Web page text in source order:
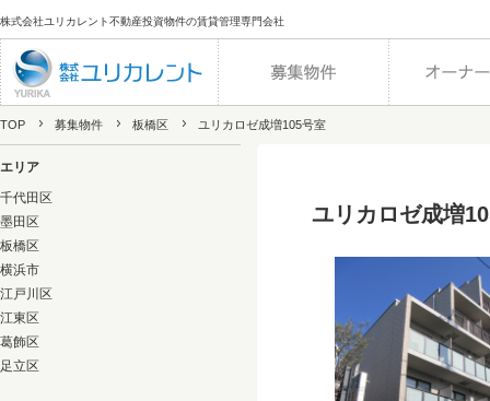
株式会社ユリカレント不動産投資物件の賃貸管理専門会社
TOP 募集物件 板橋区 ユリカロゼ成増105号室
エリア
千代田区
墨田区
板橋区
横浜市
江戸川区
江東区
葛飾区
足立区
ユリカロゼ成増